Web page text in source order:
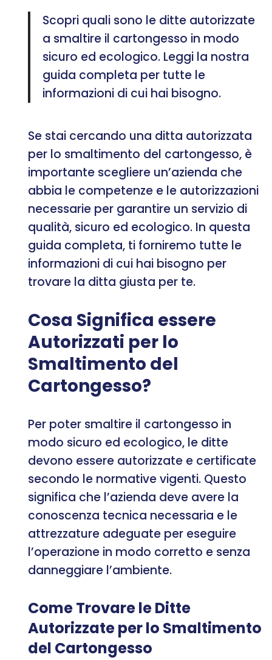
Scopri quali sono le ditte autorizzate
a smaltire il cartongesso in modo
sicuro ed ecologico. Leggi la nostra
guida completa per tutte le
informazioni di cui hai bisogno.
Se stai cercando una ditta autorizzata
per lo smaltimento del cartongesso, è
importante scegliere un’azienda che
abbia le competenze e le autorizzazioni
necessarie per garantire un servizio di
qualità, sicuro ed ecologico. In questa
guida completa, ti forniremo tutte le
informazioni di cui hai bisogno per
trovare la ditta giusta per te.
Cosa Significa essere
Autorizzati per lo
Smaltimento del
Cartongesso?
Per poter smaltire il cartongesso in
modo sicuro ed ecologico, le ditte
devono essere autorizzate e certificate
secondo le normative vigenti. Questo
significa che l’azienda deve avere la
conoscenza tecnica necessaria e le
attrezzature adeguate per eseguire
l’operazione in modo corretto e senza
danneggiare l’ambiente.
Come Trovare le Ditte
Autorizzate per lo Smaltimento
del Cartongesso